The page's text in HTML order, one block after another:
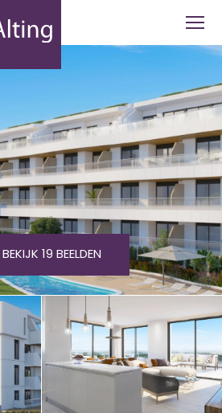
Costa | Costa
BEKIJK 19 BEELDEN